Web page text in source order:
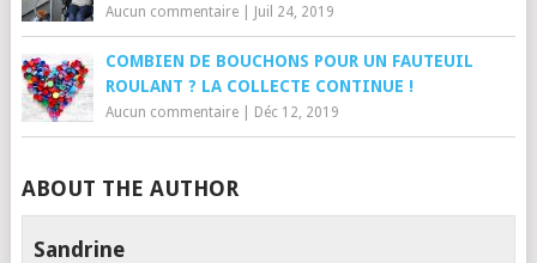
Aucun commentaire| Juil 24, 2019
COMBIEN DE BOUCHONS POUR UN FAUTEUIL
ROULANT ? LA COLLECTE CONTINUE !
Aucun commentaire| Déc 12, 2019
ABOUT THE AUTHOR
Sandrine